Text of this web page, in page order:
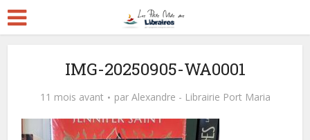
IMG-20250905-WA0001
11 mois avant par Alexandre - Librairie Port Maria